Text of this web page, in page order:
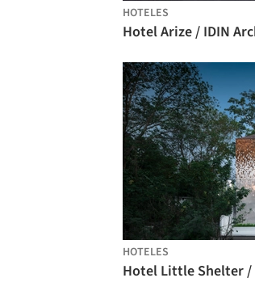
HOTELES
Hotel Arize / IDIN
HOTELES